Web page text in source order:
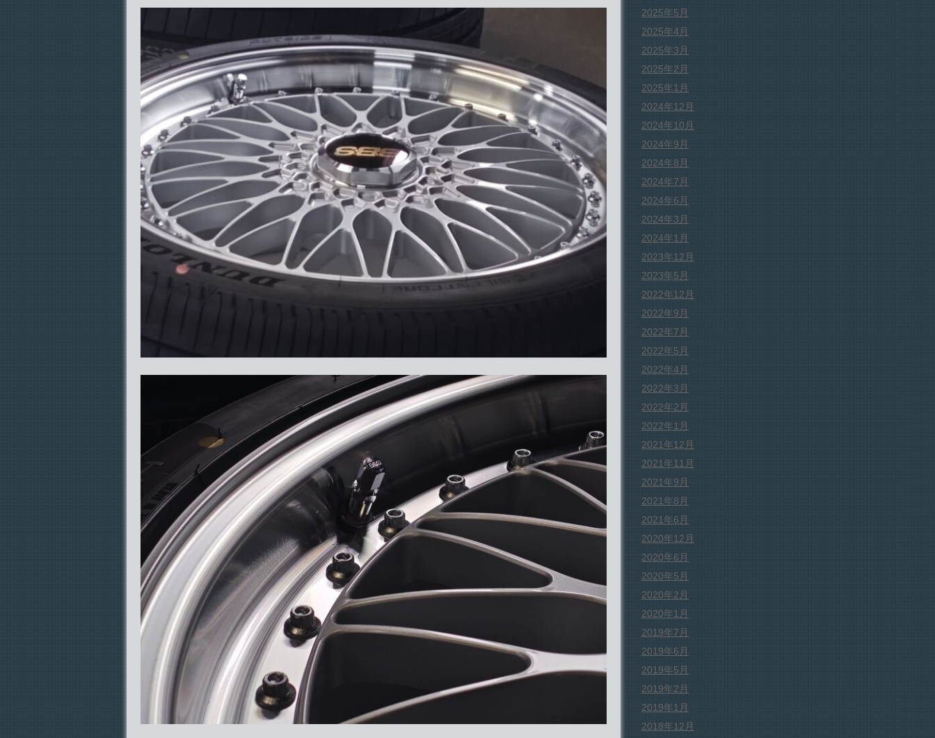
2025年5月
2025年4月
2025年3月
2025年2月
2025年1月
2024年12月
2024年10月
2024年9月
2024年8月
2024年7月
2024年6月
2024年3月
2024年1月
2023年12月
2023年5月
2022年12月
2022年9月
2022年7月
2022年5月
2022年4月
2022年3月
2022年2月
2022年1月
2021年12月
2021年11月
2021年9月
2021年8月
2021年6月
2020年12月
2020年6月
2020年5月
2020年2月
2020年1月
2019年7月
2019年6月
2019年5月
2019年2月
2019年1月
2018年12月